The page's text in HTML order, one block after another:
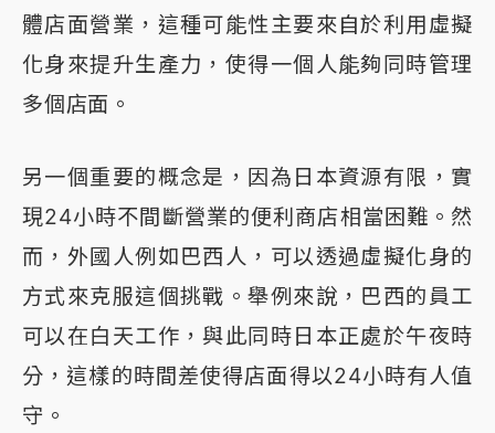
體店面營業，這種可能性主要來自於利用虛擬
化身來提升生產力，使得一個人能夠同時管理
多個店面。
另一個重要的概念是，因為日本資源有限，實
現24小時不間斷營業的便利商店相當困難。然
而，外國人例如巴西人，可以透過虛擬化身的
方式來克服這個挑戰。舉例來說，巴西的員工
可以在白天工作，與此同時日本正處於午夜時
分，這樣的時間差使得店面得以24小時有人值
守。